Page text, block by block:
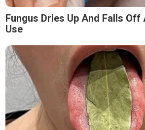
Fungus Dries Up And Falls
Use